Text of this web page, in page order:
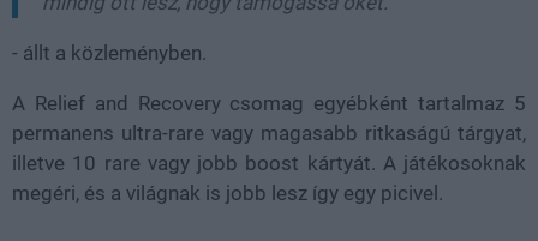
- állt a közleményben.
A Relief and Recovery csomag egyébként tartalmaz 5
permanens ultra-rare vagy magasabb ritkaságú tárgyat,
illetve 10 rare vagy jobb boost kártyát. A játékosoknak
megéri, és a világnak is jobb lesz így egy picivel.